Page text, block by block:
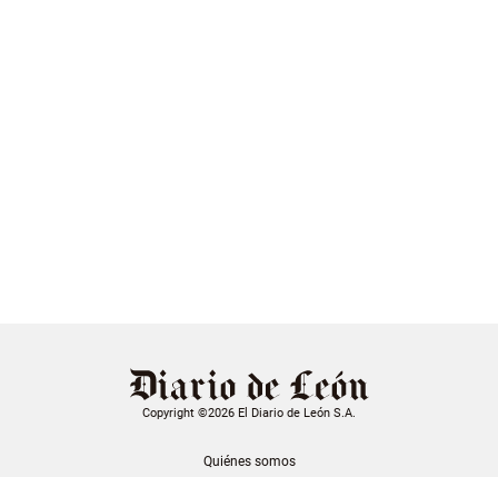
Copyright ©2026 El Diario de León S.A.
Quiénes somos